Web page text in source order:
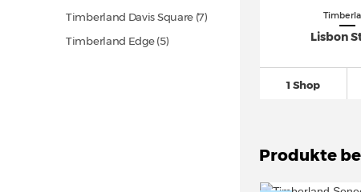
Timberland Davis Square (7)
Timberland Edge (5)
Lisbon
1 Shop
Produkte